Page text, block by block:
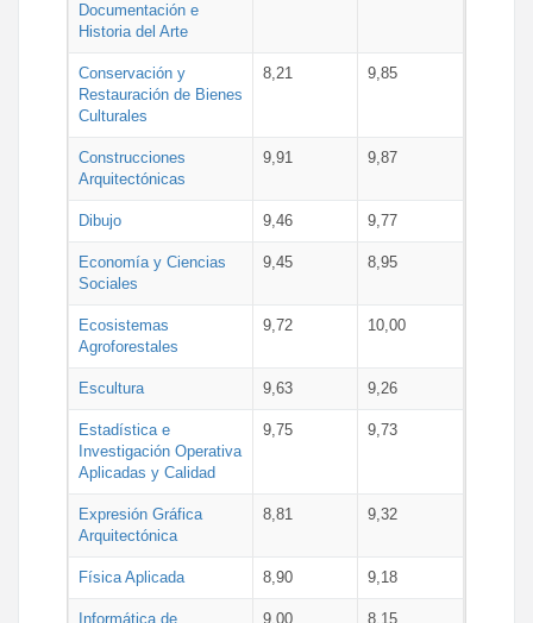
Documentación e
Historia del Arte
Conservación y
Restauración de Bienes
Culturales
8,21 9,85
Construcciones
Arquitectónicas
9,91 9,87
Dibujo 9,46 9,77
Economía y Ciencias
Sociales
9,45 8,95
Ecosistemas
Agroforestales
9,72 10,00
Escultura 9,63 9,26
Estadística e
Investigación Operativa
Aplicadas y Calidad
9,75 9,73
Expresión Gráfica
Arquitectónica
8,81 9,32
Física Aplicada 8,90 9,18
Informática de
9,00 8,15